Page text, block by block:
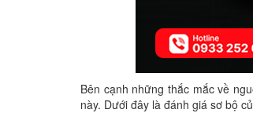
Bên cạnh những thắc mắc về
này. Dưới đây là đánh giá sơ bộ